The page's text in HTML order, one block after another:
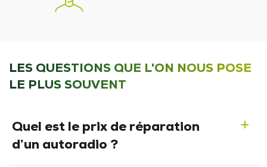
LES QUESTIONS QUE L'ON NOUS POSE
LE PLUS SOUVENT
a
Quel est le prix de réparation
d’un autoradio ?